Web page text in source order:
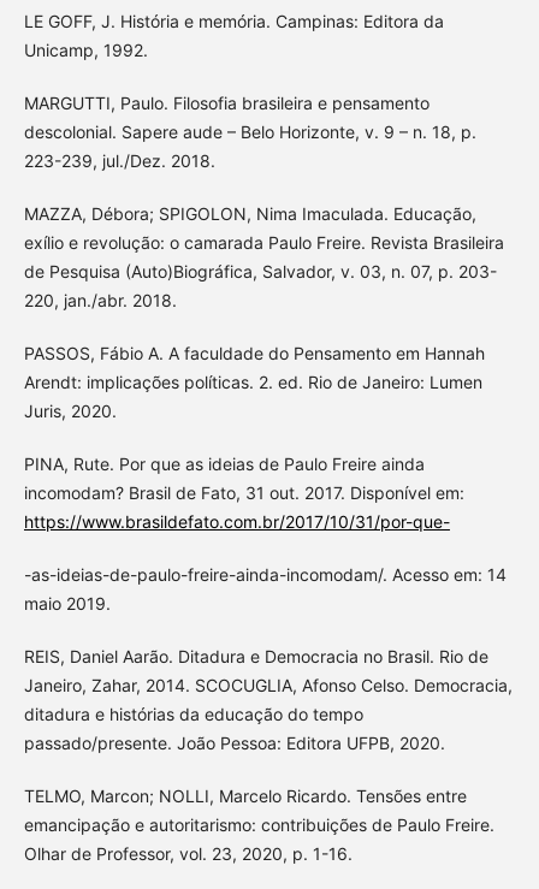
LE GOFF, J. História e memória. Campinas: Editora da
Unicamp, 1992.
MARGUTTI, Paulo. Filosofia brasileira e pensamento
descolonial. Sapere aude – Belo Horizonte, v. 9 – n. 18, p.
223-239, jul./Dez. 2018.
MAZZA, Débora; SPIGOLON, Nima Imaculada. Educação,
exílio e revolução: o camarada Paulo Freire. Revista Brasileira
de Pesquisa (Auto)Biográfica, Salvador, v. 03, n. 07, p. 203-
220, jan./abr. 2018.
PASSOS, Fábio A. A faculdade do Pensamento em Hannah
Arendt: implicações políticas. 2. ed. Rio de Janeiro: Lumen
Juris, 2020.
PINA, Rute. Por que as ideias de Paulo Freire ainda
incomodam? Brasil de Fato, 31 out. 2017. Disponível em:
https://www.brasildefato.com.br/2017/10/31/por-que-
-as-ideias-de-paulo-freire-ainda-incomodam/. Acesso em: 14
maio 2019.
REIS, Daniel Aarão. Ditadura e Democracia no Brasil. Rio de
Janeiro, Zahar, 2014. SCOCUGLIA, Afonso Celso. Democracia,
ditadura e histórias da educação do tempo
passado/presente. João Pessoa: Editora UFPB, 2020.
TELMO, Marcon; NOLLI, Marcelo Ricardo. Tensões entre
emancipação e autoritarismo: contribuições de Paulo Freire.
Olhar de Professor, vol. 23, 2020, p. 1-16.